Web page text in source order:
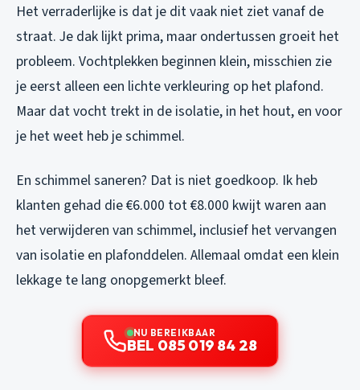
Het verraderlijke is dat je dit vaak niet ziet vanaf de
straat. Je dak lijkt prima, maar ondertussen groeit het
probleem. Vochtplekken beginnen klein, misschien zie
je eerst alleen een lichte verkleuring op het plafond.
Maar dat vocht trekt in de isolatie, in het hout, en voor
je het weet heb je schimmel.
En schimmel saneren? Dat is niet goedkoop. Ik heb
klanten gehad die €6.000 tot €8.000 kwijt waren aan
het verwijderen van schimmel, inclusief het vervangen
van isolatie en plafonddelen. Allemaal omdat een klein
lekkage te lang onopgemerkt bleef.
NU BEREIKBAAR
BEL 085 019 84 28